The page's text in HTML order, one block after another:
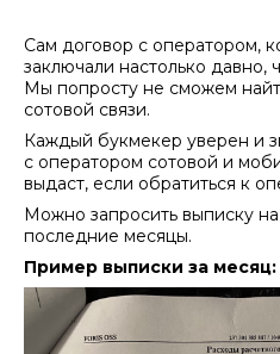
Сам договор с оператором,
заключали настолько
Мы попросту не сможем
сотовой связи.
Каждый букмекер уверен и
с оператором сотовой и
выдаст, если обратиться к
Можно запросить выписку на
последние месяцы.
Пример выписки за месяц: